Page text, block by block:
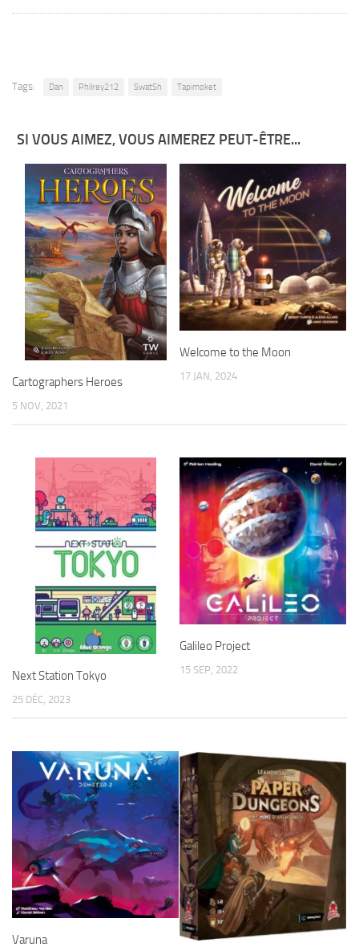
Tags: Dan Philrey212 SwatSh Tapimoket
SI VOUS AIMEZ, VOUS AIMEREZ PEUT-ÊTRE...
Cartographers Heroes
5 NOV, 2021
Welcome to the Moon
17 JAN, 2024
Next Station Tokyo
25 DÉC, 2023
Galileo Project
15 SEP, 2022
Varuna